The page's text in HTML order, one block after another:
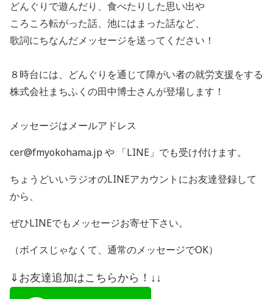
どんぐりで遊んだり、食べたりした思い出や
ころころ転がった話、池にはまった話など、
歌詞にちなんだメッセージを送ってください！
８時台には、どんぐりを通じて障がい者の就労支援をする
株式会社まちふくの田中博士さんが登場します！
メッセージはメールアドレス
cer@fmyokohama.jp や 「LINE 」でも受け付けます。
ちょうどいいラジオのLINEアカウントにお友達登録して
から、
ぜひLINEでもメッセージお寄せ下さい。
（ボイスじゃなくて、通常のメッセージでOK）
⇓お友達追加はこちらから！↓↓